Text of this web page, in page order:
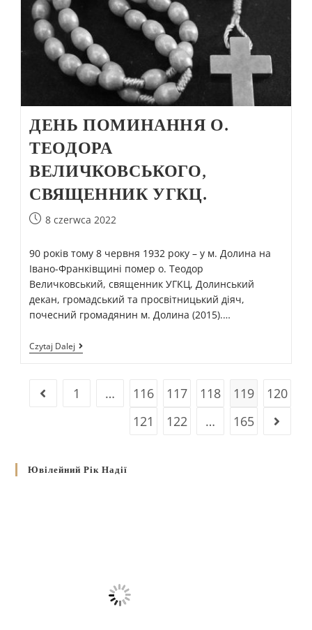
ДЕНЬ ПОМИНАННЯ О.
ТЕОДОРА
ВЕЛИЧКОВСЬКОГО,
СВЯЩЕННИК УГКЦ.
8 czerwca 2022
90 років тому 8 червня 1932 року – у м. Долина на
Івано-Франківщині помер о. Теодор
Величковський, священник УГКЦ, Долинський
декан, громадський та просвітницький діяч,
почесний громадянин м. Долина (2015).…
Czytaj Dalej
1 … 116 117 118 119
120
121
122 … 165
Ювілейний Рік Надії